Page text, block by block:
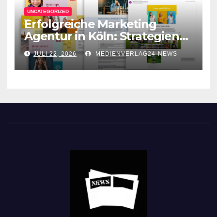
UNCATEGORIZED
Erfolgreiche Marketing
Agentur in Köln: Strategien
für Ihr Unternehmen
JULI 22, 2026 MEDIENVERLAG24-NEWS